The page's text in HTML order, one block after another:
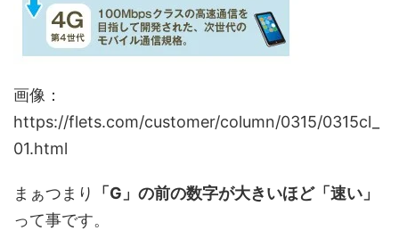
画像：
https://flets.com/customer/column/0315/0315cl_
01.html
まぁつまり
「G」の前の数字が大きいほど「速い」
って事です。